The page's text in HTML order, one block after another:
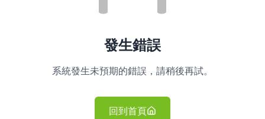
發生錯誤
系統發生未預期的錯誤，請稍後再試。
回到首頁